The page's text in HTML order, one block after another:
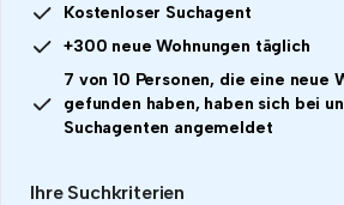
Kostenloser Suchagent
+300 neue Wohnungen täglich
7 von 10 Personen, die eine neue
gefunden haben, haben sich bei
Suchagenten angemeldet
Ihre Suchkriterien